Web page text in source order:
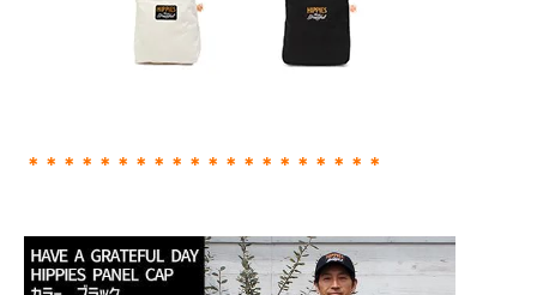
＊＊＊＊＊＊＊＊＊＊＊＊＊＊＊＊＊＊＊＊